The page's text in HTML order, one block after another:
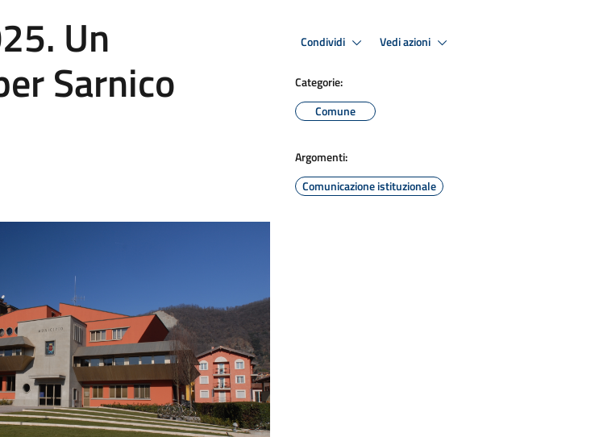
Un
Sarnico
Condividi Vedi azioni
Categorie:
Comune
Argomenti:
Comunicazione istituzionale